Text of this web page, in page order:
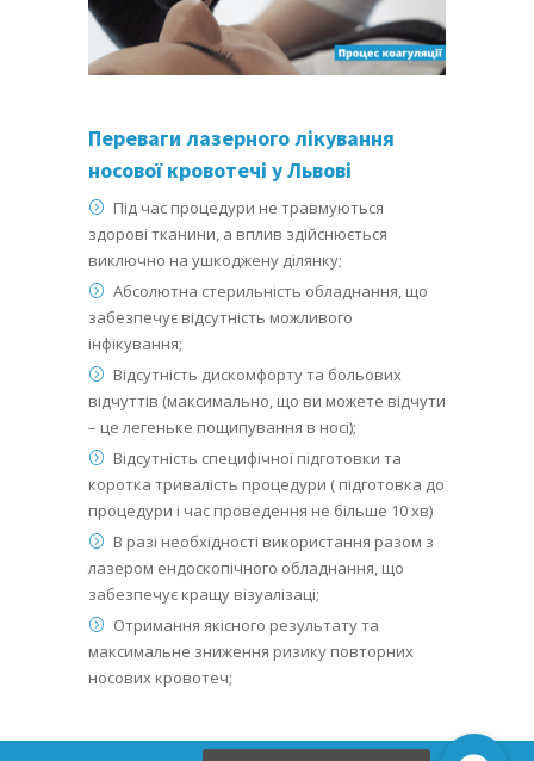
Переваги лазерного лікування
носової кровотечі у Львові
Під час процедури не травмуються
здорові тканини, а вплив здійснюється
виключно на ушкоджену ділянку;
Абсолютна стерильність обладнання, що
забезпечує відсутність можливого
інфікування;
Відсутність дискомфорту та больових
відчуттів (максимально, що ви можете відчути
– це легеньке пощипування в носі);
Відсутність специфічної підготовки та
коротка тривалість процедури ( підготовка до
процедури і час проведення не більше 10 хв)
В разі необхідності використання разом з
лазером ендоскопічного обладнання, що
забезпечує кращу візуалізаці;
Отримання якісного результату та
максимальне зниження ризику повторних
носових кровотеч;